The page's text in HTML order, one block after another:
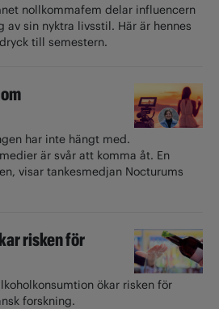
nollkommafem delar influencern
av sin nyktra livsstil. Här är hennes
till semestern.
har inte hängt med.
är svår att komma åt. En
visar tankesmedjan Nocturums
risken för
ökar risken för
forskning.